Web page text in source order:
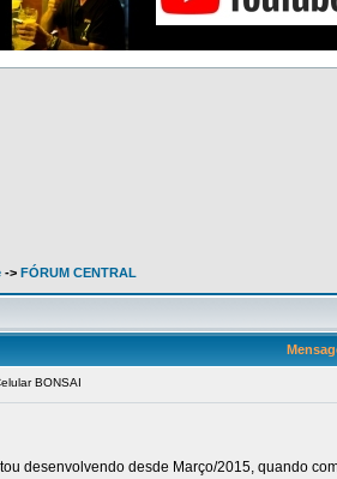
-> FÓRUM CENTRAL
BONSAI
desenvolvendo desde Março/2015, quando